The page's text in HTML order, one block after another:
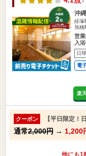
沖
経塚
旭橋
営
入
日
電
楽
クーポン 【平日限定！
通常2,000円 → 1,200
他にも1